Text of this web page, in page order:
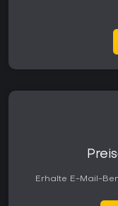
Erhalte E-Mail-